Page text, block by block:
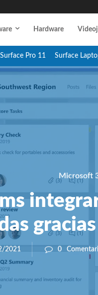
Hardware
Surface Pro 11 Surface
Microsoft
2021 0